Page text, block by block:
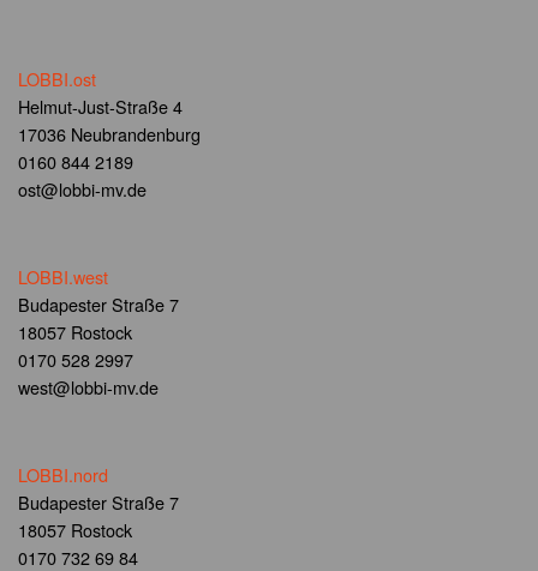
LOBBI.ost
Helmut-Just-Straße 4
17036 Neubrandenburg
0160 844 2189
ost@lobbi-mv.de
LOBBI.west
Budapester Straße 7
18057 Rostock
0170 528 2997
west@lobbi-mv.de
LOBBI.nord
Budapester Straße 7
18057 Rostock
0170 732 69 84